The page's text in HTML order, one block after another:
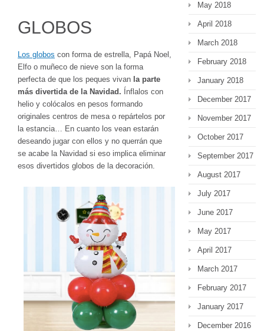
GLOBOS
Los globos con forma de estrella, Papá Noel,
Elfo o muñeco de nieve son la forma
perfecta de que los peques vivan la parte
más divertida de la Navidad. Ínflalos con
helio y colócalos en pesos formando
originales centros de mesa o repártelos por
la estancia… En cuanto los vean estarán
deseando jugar con ellos y no querrán que
se acabe la Navidad si eso implica eliminar
esos divertidos globos de la decoración.
May 2018
April 2018
March 2018
February 2018
January 2018
December 2017
November 2017
October 2017
September 2017
August 2017
July 2017
June 2017
May 2017
April 2017
March 2017
February 2017
January 2017
December 2016